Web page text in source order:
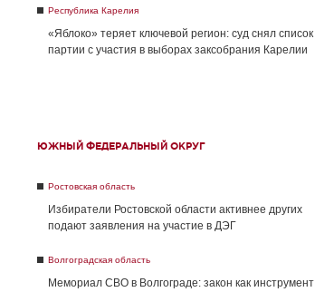
Республика Карелия
«Яблоко» теряет ключевой регион: суд снял список
партии с участия в выборах заксобрания Карелии
ЮЖНЫЙ ФЕДЕРАЛЬНЫЙ ОКРУГ
Ростовская область
Избиратели Ростовской области активнее других
подают заявления на участие в ДЭГ
Волгоградская область
Мемориал СВО в Волгограде: закон как инструмент